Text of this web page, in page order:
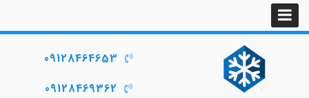
09128464653
09128469362